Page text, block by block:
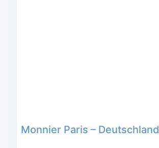
Monnier Paris – Deutschland